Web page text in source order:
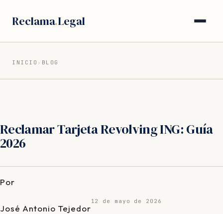
Reclama.Legal
INICIO › BLOG
Reclamar Tarjeta Revolving ING: Guía
2026
Por
José Antonio Tejedor
12 de mayo de 2026